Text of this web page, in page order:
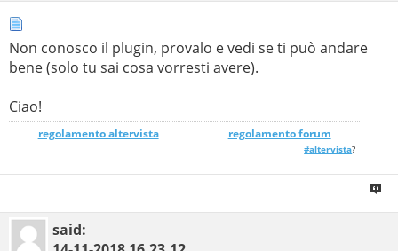
Non conosco il plugin, provalo e vedi se ti può andare
bene (solo tu sai cosa vorresti avere).
Ciao!
regolamento altervista_______________ regolamento forum
#altervista?
said: